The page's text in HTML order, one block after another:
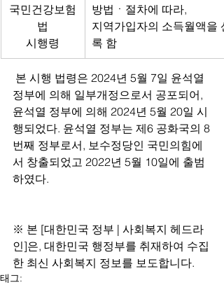
국민건강보험
법
시행령
방법ㆍ절차에 따라,
지역가입자의 소득월액을
록 함
정부에 의해 일부개정으로서 공포되어,
윤석열 정부에 의해 2024년 5월 20일 시
행되었다. 윤석열 정부는 제6 공화국의 8
번째 정부로서, 보수정당인 국민의힘에
서 창출되었고 2022년 5월 10일에 출범
하였다.
※ 본 [대한민국 정부 | 사회복지 헤드라
인]은, 대한민국 행정부를 취재하여 수집
한 최신 사회복지 정보를 보도합니다.
태그: